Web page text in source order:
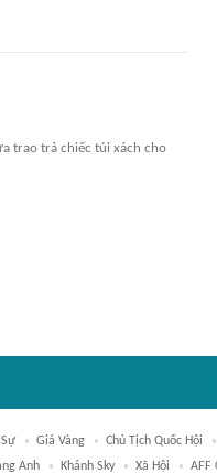
trao trả chiếc túi xách cho
Giá Vàng Chủ Tịch Quốc Hội
Anh Khánh Sky Xã Hội AFF